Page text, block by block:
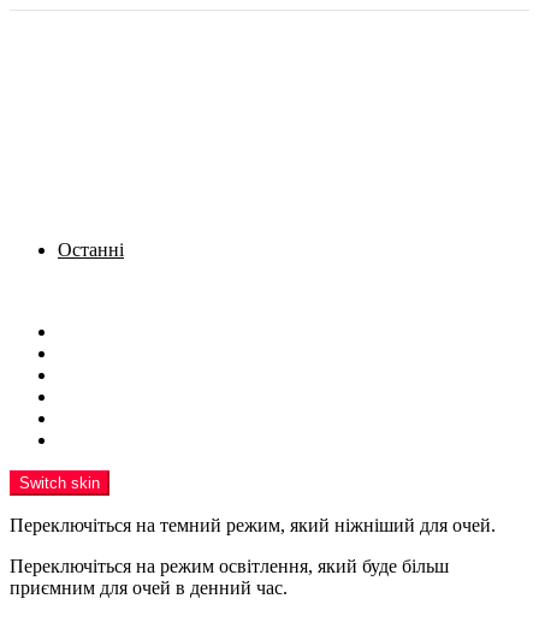
Останні
Switch skin
Переключіться на темний режим, який ніжніший для очей.
Переключіться на режим освітлення, який буде більш
приємним для очей в денний час.